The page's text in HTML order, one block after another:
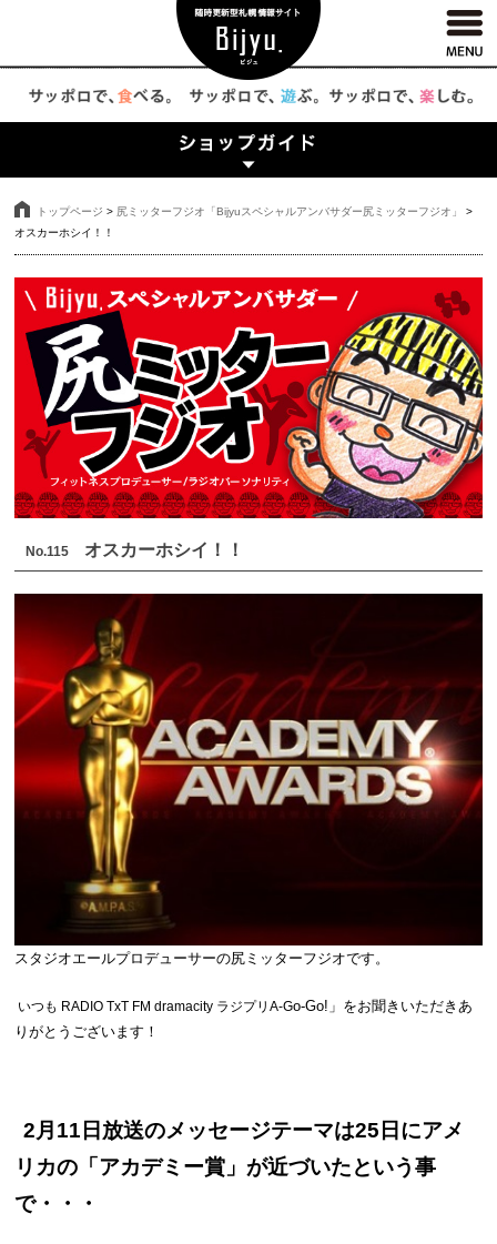
トップページ > 尻ミッターフジオ「Bijyuスペシャルアンバサダー尻ミッターフジオ」
>
オスカーホシイ！！
No.115 オスカーホシイ！！
スタジオエールプロデューサーの尻ミッターフジオです。
いつも RADIO TxT FM dramacity ラジプリA-Go-Go! 」をお聞きいただきあ
りがとうございます！
2月11日放送のメッセージテーマは25日にアメ
リカの「アカデミー賞」が近づいたという事
で・・・